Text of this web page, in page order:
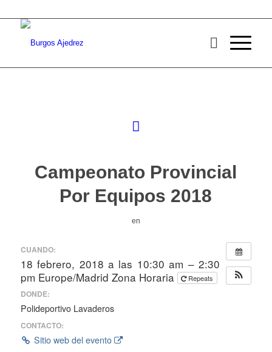
Campeonato Provincial
Por Equipos 2018
en
CUANDO:
18 febrero, 2018 a las 10:30 am – 2:30
pm Europe/Madrid Zona Horaria Repeats
DONDE:
Polideportivo Lavaderos
CONTACTO:
Sitio web del evento